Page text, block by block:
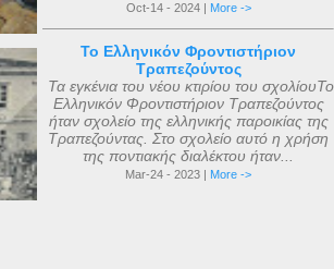
Oct-14 - 2024 | More ->
Το Ελληνικόν Φροντιστήριον
Τραπεζούντος
Τα εγκένια του νέου κτιρίου του σχολίουΤο
Ελληνικόν Φροντιστήριον Τραπεζούντος
ήταν σχολείο της ελληνικής παροικίας της
Τραπεζούντας. Στο σχολείο αυτό η χρήση
της ποντιακής διαλέκτου ήταν...
Mar-24 - 2023 | More ->